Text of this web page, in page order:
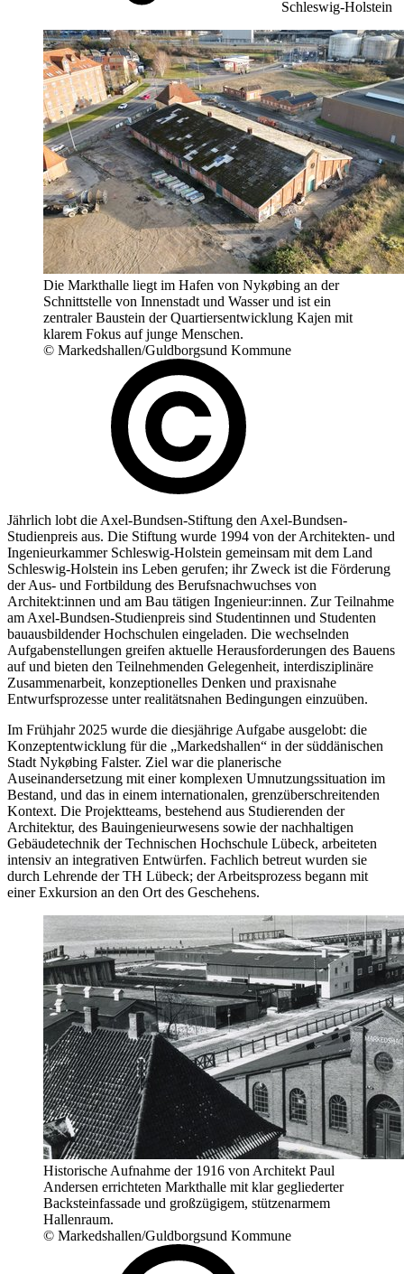
Schleswig-Holstein
Die Markthalle liegt im Hafen von Nykøbing an der
Schnittstelle von Innenstadt und Wasser und ist ein
zentraler Baustein der Quartiersentwicklung Kajen mit
klarem Fokus auf junge Menschen.
© Markedshallen/Guldborgsund Kommune
Jährlich lobt die Axel-Bundsen-Stiftung den Axel-Bundsen-
Studienpreis aus. Die Stiftung wurde 1994 von der Architekten- und
Ingenieurkammer Schleswig-Holstein gemeinsam mit dem Land
Schleswig-Holstein ins Leben gerufen; ihr Zweck ist die Förderung
der Aus- und Fortbildung des Berufsnachwuchses von
Architekt:innen und am Bau tätigen Ingenieur:innen. Zur Teilnahme
am Axel-Bundsen-Studienpreis sind Studentinnen und Studenten
bauausbildender Hochschulen eingeladen. Die wechselnden
Aufgabenstellungen greifen aktuelle Herausforderungen des Bauens
auf und bieten den Teilnehmenden Gelegenheit, interdisziplinäre
Zusammenarbeit, konzeptionelles Denken und praxisnahe
Entwurfsprozesse unter realitätsnahen Bedingungen einzuüben.
Im Frühjahr 2025 wurde die diesjährige Aufgabe ausgelobt: die
Konzeptentwicklung für die „Markedshallen“ in der süddänischen
Stadt Nykøbing Falster. Ziel war die planerische
Auseinandersetzung mit einer komplexen Umnutzungssituation im
Bestand, und das in einem internationalen, grenzüberschreitenden
Kontext. Die Projektteams, bestehend aus Studierenden der
Architektur, des Bauingenieurwesens sowie der nachhaltigen
Gebäudetechnik der Technischen Hochschule Lübeck, arbeiteten
intensiv an integrativen Entwürfen. Fachlich betreut wurden sie
durch Lehrende der TH Lübeck; der Arbeitsprozess begann mit
einer Exkursion an den Ort des Geschehens.
Historische Aufnahme der 1916 von Architekt Paul
Andersen errichteten Markthalle mit klar gegliederter
Backsteinfassade und großzügigem, stützenarmem
Hallenraum.
© Markedshallen/Guldborgsund Kommune